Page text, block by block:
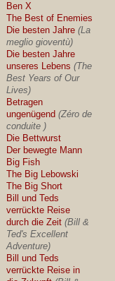
Ben X
The Best of Enemies
Die besten Jahre (La
meglio gioventù)
Die besten Jahre
unseres Lebens (The
Best Years of Our
Lives)
Betragen
ungenügend (Zéro de
conduite )
Die Bettwurst
Der bewegte Mann
Big Fish
The Big Lebowski
The Big Short
Bill und Teds
verrückte Reise
durch die Zeit (Bill &
Ted's Excellent
Adventure)
Bill und Teds
verrückte Reise in